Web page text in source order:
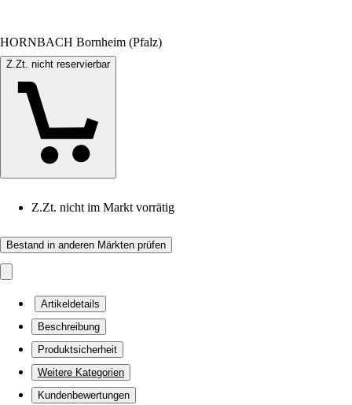
HORNBACH Bornheim (Pfalz)
Z.Zt. nicht reservierbar
Z.Zt. nicht im Markt vorrätig
Bestand in anderen Märkten prüfen
Artikeldetails
Beschreibung
Produktsicherheit
Weitere Kategorien
Kundenbewertungen